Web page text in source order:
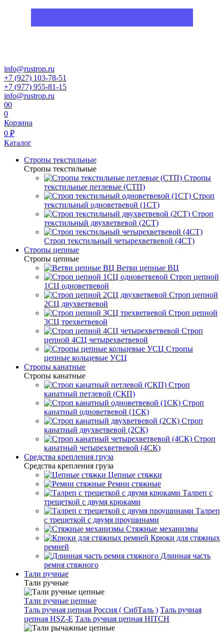
info@rustrop.ru
+7 (927) 103-78-51
+7 (977) 955-81-15
info@rustrop.ru
00
0
Корзина
0 ₽
Каталог
Стропы текстильные
Стропы текстильные
Стропы
текстильные петлевые (СТП)
Строп
текстильный одноветвевой (1СТ)
Строп
текстильный двухветвевой (2СТ)
Строп текстильный четырехветвевой (4СТ)
Стропы цепные
Стропы цепные
Ветви цепные ВЦ
Строп цепной
1СЦ одноветвевой
Строп цепной
2СЦ двухветвевой
Строп цепной
3СЦ трехветвевой
Строп
цепной 4СЦ четырехветвевой
Стропы
цепные кольцевые УСЦ
Стропы канатные
Стропы канатные
Строп
канатный петлевой (СКП)
Строп
канатный одноветвевой (1СК)
Строп
канатный двухветвевой (2СК)
Строп
канатный четырехветвевой (4СК)
Средства крепления груза
Средства крепления груза
Цепные стяжки
Ремни стяжные
Талреп с
трещеткой с двумя крюками
Талреп
с трещеткой с двумя проушинами
Стяжные механизмы
Крюки для стяжных
ремней
Длинная часть
ремня стяжного
Тали ручные
Тали ручные
Тали ручные цепные
Таль ручная цепная Россия ( СибТаль ) Таль ручная
цепная HSZ-E Таль ручная цепная HITCH